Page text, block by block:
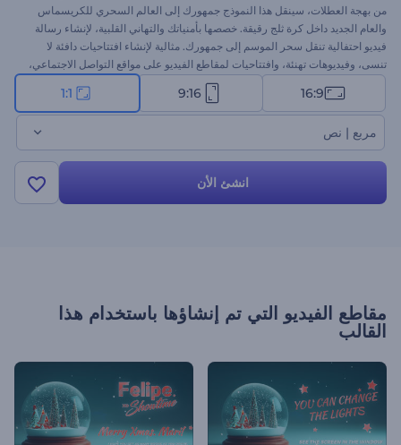
من بهجة العطلات، سينقل هذا النموذج جمهورك إلى العالم السحري للكريسماس
والعام الجديد داخل كرة ثلج رقيقة. خصصها بأمنياتك والتهاني القلبية، لإنشاء رسالة
فيديو احتفالية تنقل سحر الموسم إلى جمهورك. مثالية لإنشاء افتتاحيات دافئة لا
تنسى، وفيديوهات تهنئة، وافتتاحيات لمقاطع الفيديو على مواقع التواصل الاجتماعي،
وغيرها. ابدأ الآن، ودع سحر العطلات يبدأ أيضًا!
16:9
9:16
1:1
مربع | نص
انشئ الأن
مقاطع الفيديو التي تم إنشاؤها باستخدام هذا
القالب